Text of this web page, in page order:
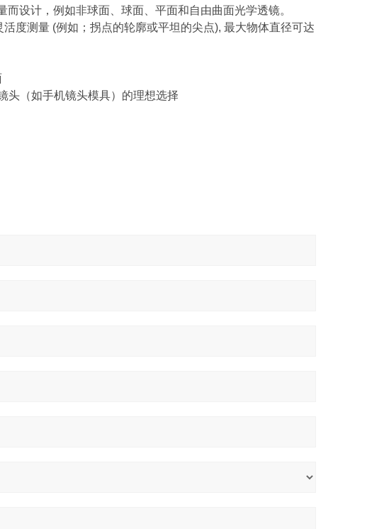
设计，例如非球面、球面、平面和自由曲面光学透镜。
度测量 (例如；拐点的轮廓或平坦的尖点), 最大物体直径可达
头（如手机镜头模具）的理想选择